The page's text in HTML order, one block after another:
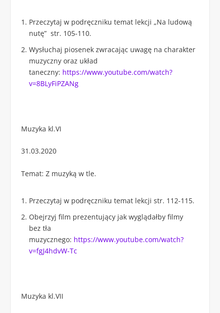
Przeczytaj w podręczniku temat lekcji „Na ludową
nutę” str. 105-110.
Wysłuchaj piosenek zwracając uwagę na charakter
muzyczny oraz układ
taneczny: https://www.youtube.com/watch?
v=8BLyFiPZANg
Muzyka kl.VI
31.03.2020
Temat: Z muzyką w tle.
Przeczytaj w podręczniku temat lekcji str. 112-115.
Obejrzyj film prezentujący jak wyglądałby filmy
bez tła
muzycznego: https://www.youtube.com/watch?
v=fgJ4hdvW-Tc
Muzyka kl.VII